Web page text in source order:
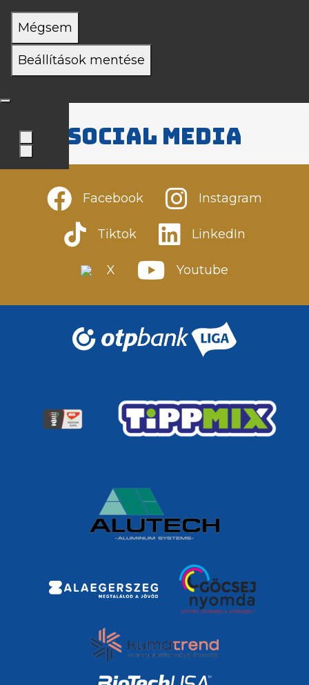
Mégsem
Beállítások mentése
Social media
Facebook Instagram
Tiktok LinkedIn
X Youtube